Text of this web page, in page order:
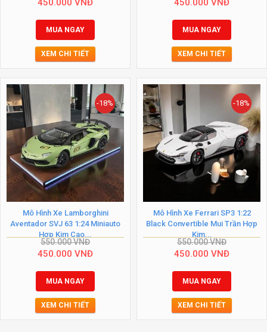
450.000 VNĐ
MUA NGAY
XEM CHI TIẾT
450.000 VNĐ
MUA NGAY
XEM CHI TIẾT
-18%
Mô Hình Xe Lamborghini
Aventador SVJ 63 1:24 Miniauto
Hợp Kim Cao...
550.000VNĐ
450.000 VNĐ
MUA NGAY
XEM CHI TIẾT
-18%
Mô Hình Xe Ferrari SP3 1:22
Black Convertible Mui Trần Hợp
Kim...
550.000VNĐ
450.000 VNĐ
MUA NGAY
XEM CHI TIẾT